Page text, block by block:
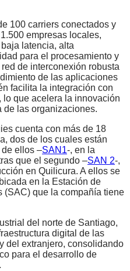
100 carriers conectados y
empresas locales,
latencia, alta
para el procesamiento y
de interconexión robusta
de las aplicaciones
facilita la integración con
lo que acelera la innovación
de las organizaciones.
cuenta con más de 18
dos de los cuales están
ellos –SAN1-, en la
que el segundo –SAN 2-,
en Quilicura. A ellos se
en la Estación de
(SAC) que la compañía tiene
del norte de Santiago,
digital de las
del extranjero, consolidando
para el desarrollo de